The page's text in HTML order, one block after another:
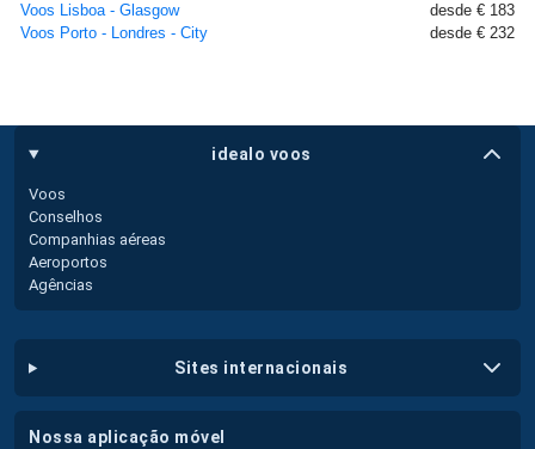
Voos Lisboa - Glasgow
desde € 183
Voos Porto - Londres - City
desde € 232
idealo voos
Voos
Conselhos
Companhias aéreas
Aeroportos
Agências
sites internacionais
nossa aplicação móvel